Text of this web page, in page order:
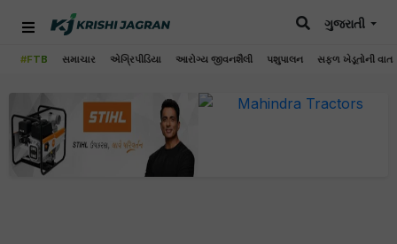
#FTB સમાચાર એગ્રિપીડિયા આરોગ્ય જીવનશૈલી પશુપાલન સફળ ખેડૂતોની વાત
ગુજરાતી